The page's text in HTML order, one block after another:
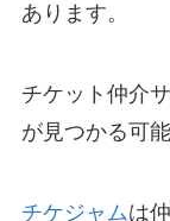
あります。
チケット仲介
が見つかる可
チケジャムは